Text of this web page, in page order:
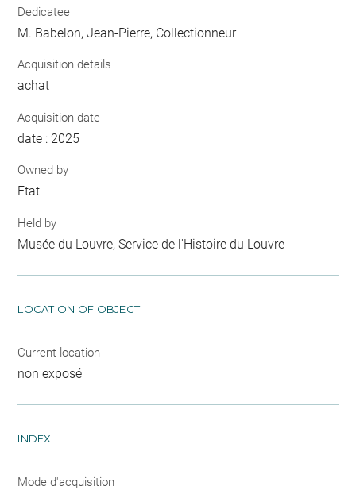
Dedicatee
M. Babelon, Jean-Pierre, Collectionneur
Acquisition details
achat
Acquisition date
date : 2025
Owned by
Etat
Held by
Musée du Louvre, Service de l'Histoire du Louvre
LOCATION OF OBJECT
Current location
non exposé
INDEX
Mode d'acquisition